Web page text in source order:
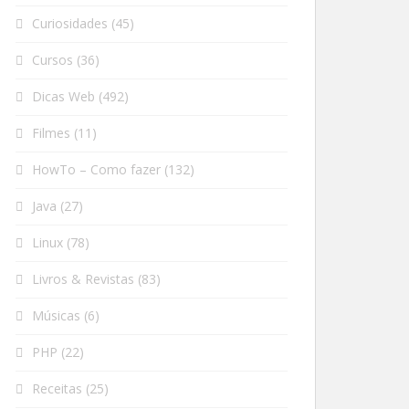
Curiosidades (45)
Cursos (36)
Dicas Web (492)
Filmes (11)
HowTo – Como fazer (132)
Java (27)
Linux (78)
Livros & Revistas (83)
Músicas (6)
PHP (22)
Receitas (25)